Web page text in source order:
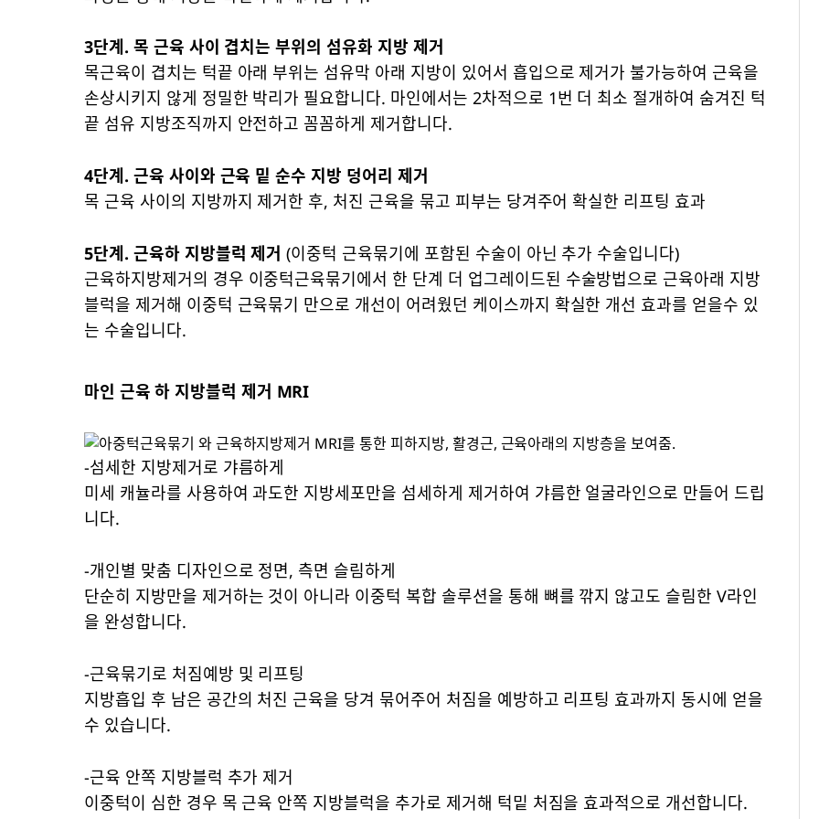
3단계. 목 근육 사이 겹치는 부위의 섬유화 지방 제거
목근육이 겹치는 턱끝 아래 부위는 섬유막 아래 지방이 있어서 흡입으로 제거가 불가능하여 근육을
손상시키지 않게 정밀한 박리가 필요합니다. 마인에서는 2차적으로 1번 더 최소 절개하여 숨겨진 턱
끝 섬유 지방조직까지 안전하고 꼼꼼하게 제거합니다.
4단계. 근육 사이와 근육 밑 순수 지방 덩어리 제거
목 근육 사이의 지방까지 제거한 후, 처진 근육을 묶고 피부는 당겨주어 확실한 리프팅 효과
5단계. 근육하 지방블럭 제거 (이중턱 근육묶기에 포함된 수술이 아닌 추가 수술입니다)
근육하지방제거의 경우 이중턱근육묶기에서 한 단계 더 업그레이드된 수술방법으로 근육아래 지방
블럭을 제거해 이중턱 근육묶기 만으로 개선이 어려웠던 케이스까지 확실한 개선 효과를 얻을수 있
는 수술입니다.
마인 근육 하 지방블럭 제거 MRI
-섬세한 지방제거로 갸름하게
미세 캐뉼라를 사용하여 과도한 지방세포만을 섬세하게 제거하여 갸름한 얼굴라인으로 만들어 드립
니다.
-개인별 맞춤 디자인으로 정면, 측면 슬림하게
단순히 지방만을 제거하는 것이 아니라 이중턱 복합 솔루션을 통해 뼈를 깎지 않고도 슬림한 V라인
을 완성합니다.
-근육묶기로 처짐예방 및 리프팅
지방흡입 후 남은 공간의 처진 근육을 당겨 묶어주어 처짐을 예방하고 리프팅 효과까지 동시에 얻을
수 있습니다.
-근육 안쪽 지방블럭 추가 제거
이중턱이 심한 경우 목 근육 안쪽 지방블럭을 추가로 제거해 턱밑 처짐을 효과적으로 개선합니다.